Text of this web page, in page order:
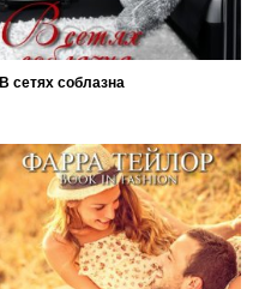
В сетях соблазна